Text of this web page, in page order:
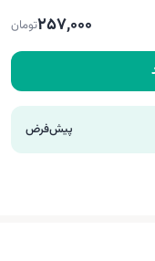
257,000تومان
پیش‌فرض